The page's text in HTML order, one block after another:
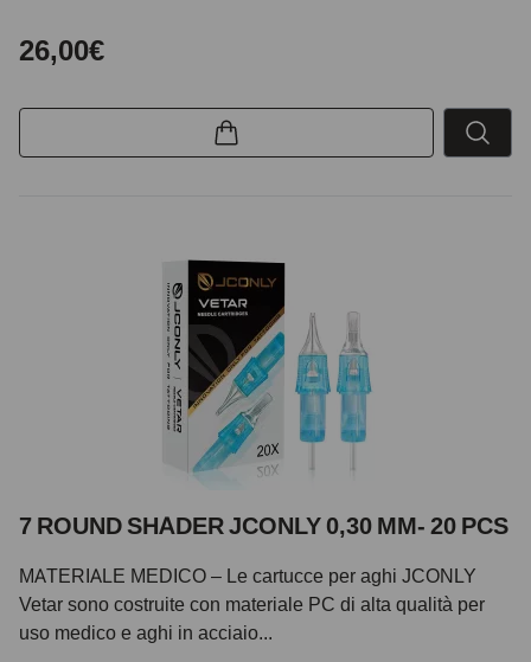
26,00€
7 ROUND SHADER JCONLY 0,30 MM- 20 PCS
MATERIALE MEDICO – Le cartucce per aghi JCONLY
Vetar sono costruite con materiale PC di alta qualità per
uso medico e aghi in acciaio...